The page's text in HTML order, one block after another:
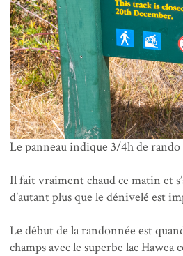
Le panneau indique 3/4h de rando
Il fait vraiment chaud ce matin et
d’autant plus que le dénivelé est
Le début de la randonnée est
champs avec le superbe lac Hawea